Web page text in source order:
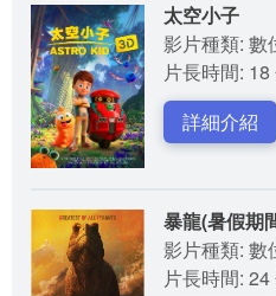
太空小子
影片種類: 數
片長時間: 18
詳細介紹
暴龍(暑假期
影片種類: 數
片長時間: 24